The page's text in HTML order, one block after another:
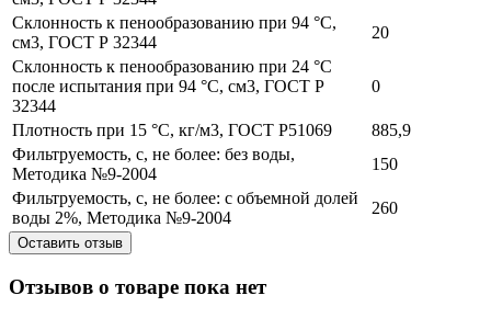
Склонность к пенообразованию при 94 °C,
см3, ГОСТ Р 32344
20
Склонность к пенообразованию при 24 °C
после испытания при 94 °C, см3, ГОСТ Р
32344
0
Плотность при 15 °С, кг/м3, ГОСТ Р51069
885,9
Фильтруемость, с, не более: без воды,
Методика №9-2004
150
Фильтруемость, с, не более: с объемной долей
воды 2%, Методика №9-2004
260
Оставить отзыв
Отзывов о товаре пока нет